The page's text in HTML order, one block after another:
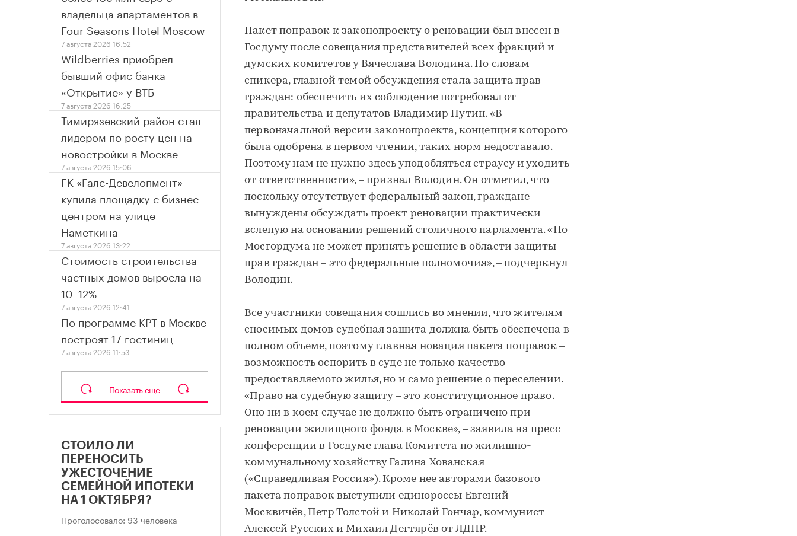
Пакет поправок к законопроекту о реновации был внесен в
Госдуму после совещания представителей всех фракций и
думских комитетов у Вячеслава Володина. По словам
спикера, главной темой обсуждения стала защита прав
граждан: обеспечить их соблюдение потребовал от
правительства и депутатов Владимир Путин. «В
первоначальной версии законопроекта, концепция которого
была одобрена в первом чтении, таких норм недоставало.
Поэтому нам не нужно здесь уподобляться страусу и уходить
от ответственности», – признал Володин. Он отметил, что
поскольку отсутствует федеральный закон, граждане
вынуждены обсуждать проект реновации практически
вслепую на основании решений столичного парламента. «Но
Мосгордума не может принять решение в области защиты
прав граждан – это федеральные полномочия», – подчеркнул
Володин.
Все участники совещания сошлись во мнении, что жителям
сносимых домов судебная защита должна быть обеспечена в
полном объеме, поэтому главная новация пакета поправок –
возможность оспорить в суде не только качество
предоставляемого жилья, но и само решение о переселении.
«Право на судебную защиту – это конституционное право.
Оно ни в коем случае не должно быть ограничено при
реновации жилищного фонда в Москве», – заявила на пресс-
конференции в Госдуме глава Комитета по жилищно-
коммунальному хозяйству Галина Хованская
(«Справедливая Россия»). Кроме нее авторами базового
пакета поправок выступили единороссы Евгений
Москвичёв, Петр Толстой и Николай Гончар, коммунист
Алексей Русских и Михаил Дегтярёв от ЛДПР.
владельца апартаментов в
Four Seasons Hotel Moscow
7 августа 2026 16:52
Wildberries приобрел
бывший офис банка
«Открытие» у ВТБ
7 августа 2026 16:25
Тимирязевский район стал
лидером по росту цен на
новостройки в Москве
7 августа 2026 15:06
ГК «Галс-Девелопмент»
купила площадку с бизнес
центром на улице
Наметкина
7 августа 2026 13:22
Стоимость строительства
частных домов выросла на
10–12%
7 августа 2026 12:41
По программе КРТ в Москве
построят 17 гостиниц
7 августа 2026 11:53
Показать еще
СТОИЛО ЛИ
ПЕРЕНОСИТЬ
УЖЕСТОЧЕНИЕ
СЕМЕЙНОЙ ИПОТЕКИ
НА 1 ОКТЯБРЯ?
Проголосовало: 93 человека